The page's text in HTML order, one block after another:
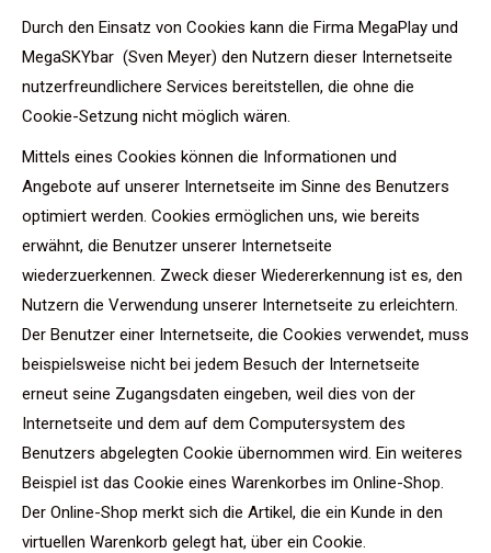
Durch den Einsatz von Cookies kann die Firma MegaPlay und
MegaSKYbar (Sven Meyer) den Nutzern dieser Internetseite
nutzerfreundlichere Services bereitstellen, die ohne die
Cookie-Setzung nicht möglich wären.
Mittels eines Cookies können die Informationen und
Angebote auf unserer Internetseite im Sinne des Benutzers
optimiert werden. Cookies ermöglichen uns, wie bereits
erwähnt, die Benutzer unserer Internetseite
wiederzuerkennen. Zweck dieser Wiedererkennung ist es, den
Nutzern die Verwendung unserer Internetseite zu erleichtern.
Der Benutzer einer Internetseite, die Cookies verwendet, muss
beispielsweise nicht bei jedem Besuch der Internetseite
erneut seine Zugangsdaten eingeben, weil dies von der
Internetseite und dem auf dem Computersystem des
Benutzers abgelegten Cookie übernommen wird. Ein weiteres
Beispiel ist das Cookie eines Warenkorbes im Online-Shop.
Der Online-Shop merkt sich die Artikel, die ein Kunde in den
virtuellen Warenkorb gelegt hat, über ein Cookie.